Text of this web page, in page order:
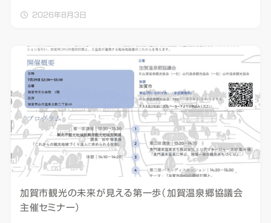
2026年8月3日
加賀市観光の未来が見える第一歩（加賀温泉郷協議会
主催セミナー）